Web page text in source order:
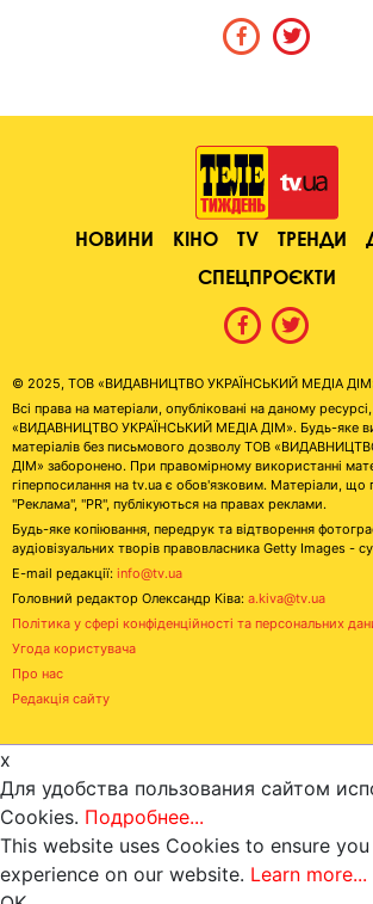
НОВИНИ КІНО TV ТРЕНДИ
СПЕЦПРОЄКТИ
© 2025, ТОВ «ВИДАВНИЦТВО УКРАЇНСЬКИЙ МЕДІА ДІМ».
Всі права на матеріали, опубліковані на даному
«ВИДАВНИЦТВО УКРАЇНСЬКИЙ МЕДІА ДІМ». Будь-яке
матеріалів без письмового дозволу ТОВ
ДІМ» заборонено. При правомірному використанні
гіперпосилання на tv.ua є обов'язковим. Матеріали, що
"Реклама", "PR", публікуються на правах реклами.
Будь-яке копіювання, передрук та відтворення
аудіовізуальних творів правовласника Getty Images -
E-mail редакції: info@tv.ua
Головний редактор Олександр Ківа: a.kiva@tv.ua
Політика у сфері конфіденційності та персональних
Угода користувача
Про нас
Редакція сайту
x
Для удобства пользования сайтом
Cookies. Подробнее...
This website uses Cookies to ensure
experience on our website. Learn more...